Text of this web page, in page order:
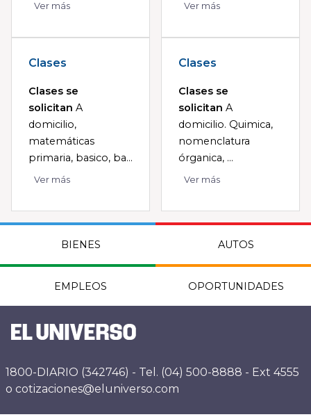
Ver más Ver más
Clases
Clases se
solicitan A
domicilio,
matemáticas
primaria, basico, ba...
Ver más
Clases
Clases se
solicitan A
domicilio. Quimica,
nomenclatura
órganica, ...
Ver más
BIENES AUTOS
EMPLEOS OPORTUNIDADES
1800-DIARIO (342746) - Tel. (04) 500-8888 - Ext 4555
o cotizaciones@eluniverso.com